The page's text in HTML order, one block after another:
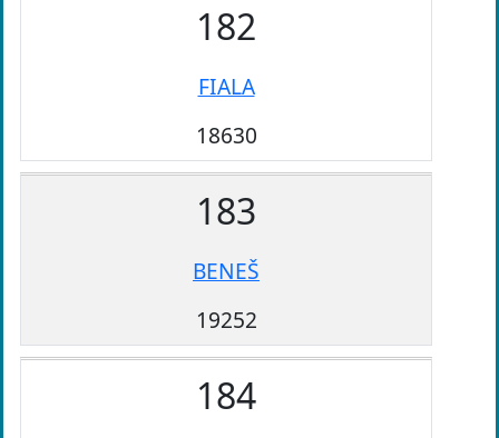
182
FIALA
18630
183
BENEŠ
19252
184